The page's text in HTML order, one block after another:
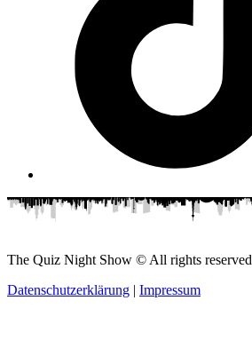
The Quiz Night Show © All rights reserved
Datenschutzerklärung | Impressum